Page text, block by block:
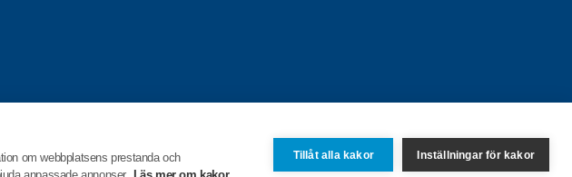
om webbplatsens prestanda och
Tillåt alla kakor Inställningar för kakor